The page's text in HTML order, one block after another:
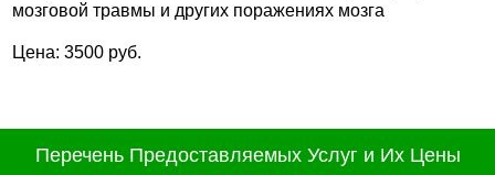
мозговой травмы и других поражениях мозга
Цена: 3500 руб.
Перечень Предоставляемых Услуг и Их Цены